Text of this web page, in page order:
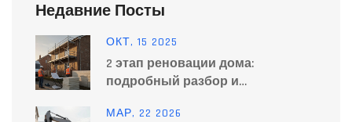
Недавние Посты
ОКТ, 15 2025
2 этап реновации дома:
подробный разбор и
МАР, 22 2026